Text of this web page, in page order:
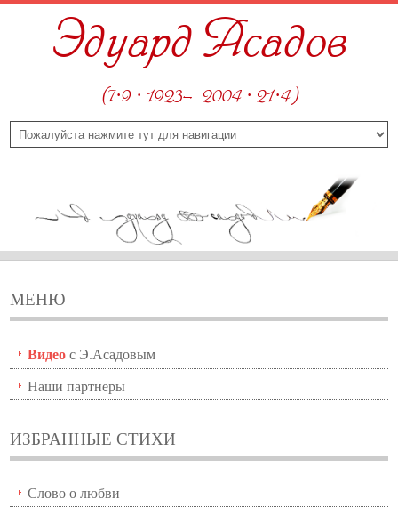
Эдуард Асадов
(7·9 · 1923—2004 · 21·4)
МЕНЮ
Видеос Э.Асадовым
Наши партнеры
ИЗБРАННЫЕ СТИХИ
Слово о любви